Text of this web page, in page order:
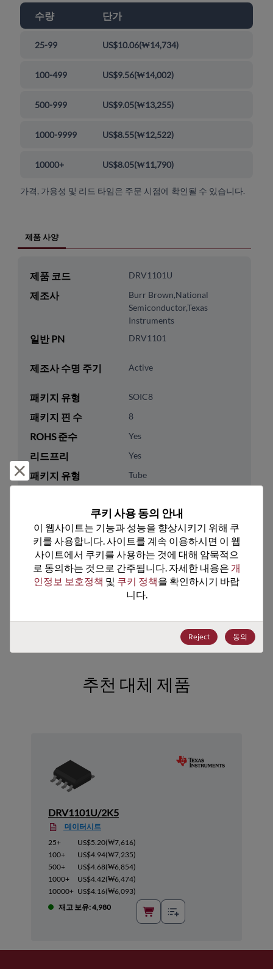
수량 단가
25-99 US$10.06(₩14,734)
100-499 US$9.56(₩14,002)
500-999 US$9.05(₩13,255)
1000-9999 US$8.55(₩12,522)
10000+ US$8.05(₩11,790)
가격, 가용성 및 리드 타임은 주문 시점에 확인될 수 있습니다.
제품 사양
제품 코드 DRV1101U
제조사
Burr Brown,National
Semiconductor,Texas
Instruments
일반 PN DRV1101
제조사 수명 주기 Active
패키지 유형 SOIC8
패키지 핀 수 8
ROHS 준수 Yes
리드프리 Yes
패키지 유형 Tube
기술 카테고리 Analog & Mixed Signal
기술 하위 카테고리 Audio & Video
기술 그룹 A/V- Amp, AFE, Synth,RX/TX
8542.39.0090
추천 대체 제품
DRV1101U/2K5
데이터시트
25+
US$5.20(₩7,616)
100+
US$4.94(₩7,235)
500+
US$4.68(₩6,854)
1000+
US$4.42(₩6,474)
10000+ US$4.16(₩6,093)
재고 보유: 4,980
거부 및 닫기
쿠키 사용 동의 안내
이 웹사이트는 기능과 성능을 향상시키기 위해 쿠
키를 사용합니다. 사이트를 계속 이용하시면 이 웹
사이트에서 쿠키를 사용하는 것에 대해 암묵적으
로 동의하는 것으로 간주됩니다. 자세한 내용은 개
인정보 보호정책 및 쿠키 정책을 확인하시기 바랍
니다.
Reject 동의